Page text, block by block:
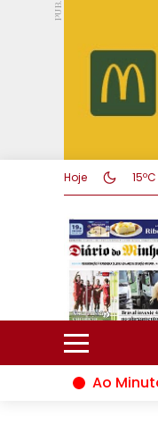
PUB.
Hoje 15ºC
Ao
do mundo da moda